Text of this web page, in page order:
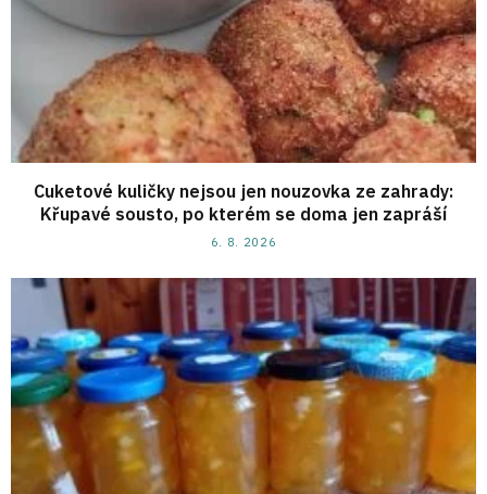
Cuketové kuličky nejsou jen nouzovka ze zahrady:
Křupavé sousto, po kterém se doma jen zapráší
6. 8. 2026